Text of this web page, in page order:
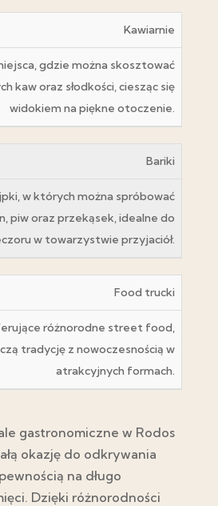
Kawiarnie
gdzie można skosztować
kaw oraz słodkości, ciesząc się
widokiem na piękne otoczenie.
Bariki
w których można spróbować
piw oraz przekąsek, idealne do
w towarzystwie przyjaciół.
Food trucki
różnorodne street food,
tradycję z nowoczesnością w
atrakcyjnych formach.
gastronomiczne w Rodos
okazję do odkrywania
na długo
Dzięki różnorodności